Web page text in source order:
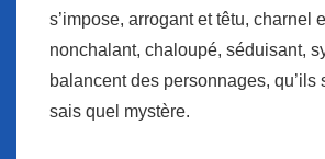
s’impose, arrogant et têtu, charnel
nonchalant, chaloupé, séduisant,
balancent des personnages, qu’ils
sais quel mystère.